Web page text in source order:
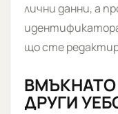
лични данни, а
що сте
ДРУГИ